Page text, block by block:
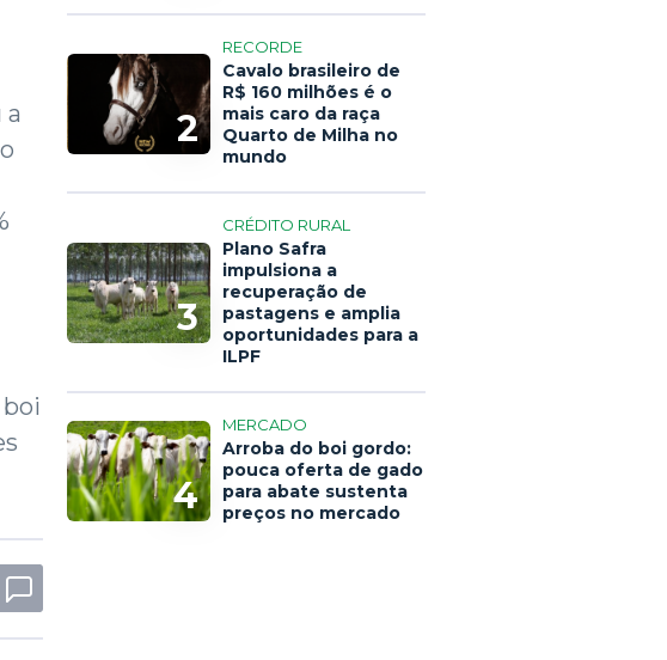
2
RECORDE
Cavalo brasileiro de
R$ 160 milhões é o
mais caro da raça
Quarto de Milha no
mundo
3
CRÉDITO RURAL
Plano Safra
impulsiona a
recuperação de
pastagens e amplia
oportunidades para a
ILPF
4
MERCADO
Arroba do boi gordo:
pouca oferta de gado
para abate sustenta
preços no mercado